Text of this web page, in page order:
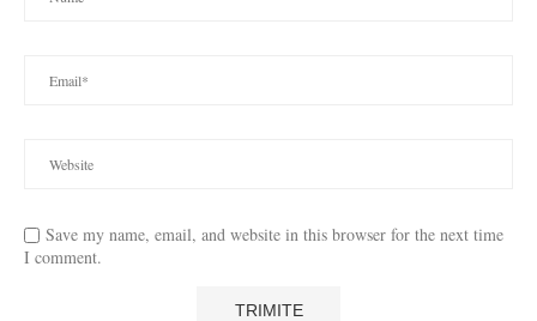
Save my name, email, and website in this browser for the next time
I comment.